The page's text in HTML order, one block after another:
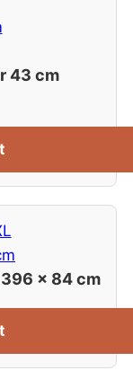
43 cm
396 x 84 cm